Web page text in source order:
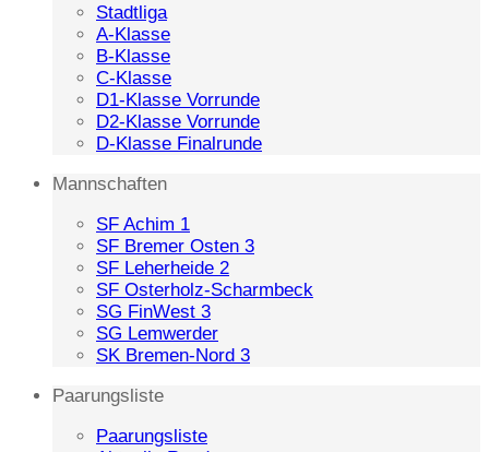
Stadtliga
A-Klasse
B-Klasse
C-Klasse
D1-Klasse Vorrunde
D2-Klasse Vorrunde
D-Klasse Finalrunde
Mannschaften
SF Achim 1
SF Bremer Osten 3
SF Leherheide 2
SF Osterholz-Scharmbeck
SG FinWest 3
SG Lemwerder
SK Bremen-Nord 3
Paarungsliste
Paarungsliste